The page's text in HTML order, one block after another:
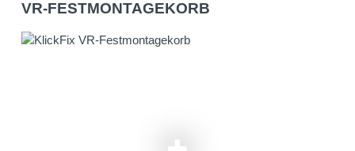
VR-FESTMONTAGEKORB